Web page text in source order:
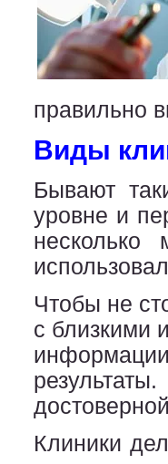
правильно
Виды
Бывают
уровне и
Чтобы не
с близкими
Клиники